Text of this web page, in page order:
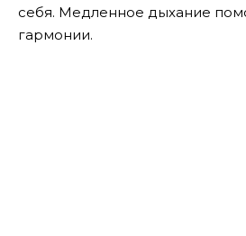
себя. Медленное дыхание
гармонии.